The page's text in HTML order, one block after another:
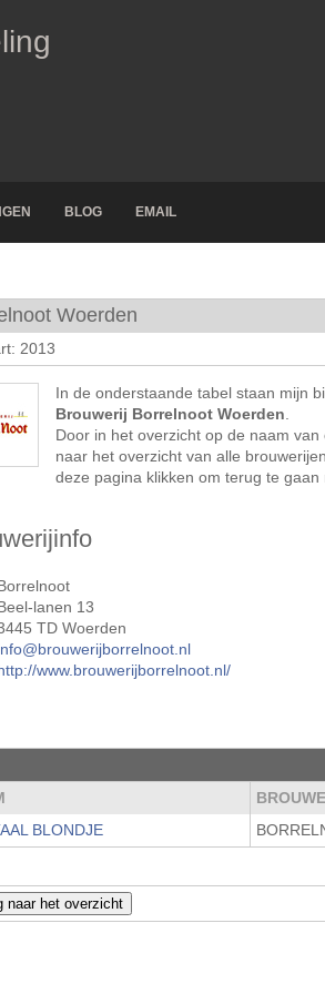
BLOG EMAIL
Woerden
2013
In de onderstaande tabel staan mijn
Brouwerij Borrelnoot Woerden
Door in het overzicht op de naam
naar het overzicht van alle
deze pagina klikken om terug te
lanen 13
TD Woerden
www.brouwerijborrelnoot.nl/
BLONDJE